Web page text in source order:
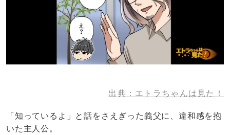
出典：エトラちゃんは見た！
「知っているよ」と話をさえぎった義父に、違和感を抱
いた主人公。